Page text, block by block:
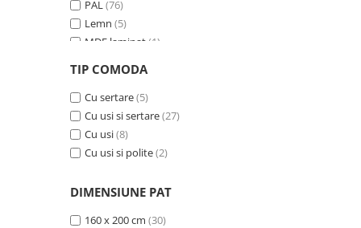
PAL(76)
Lemn (5)
MDF laminat (1)
MDF furniruit
Ceramica(15)
TIP COMODA
Cu sertare(5)
Cu usi si sertare(27)
Cu usi(8)
Cu usi si polite(2)
DIMENSIUNE PAT
160 x 200 cm (30)